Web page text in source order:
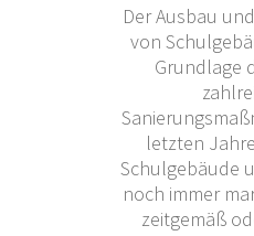
Der Ausbau
von
Grundlage
letzten
Schulgebäude
noch immer
zeitgemäß